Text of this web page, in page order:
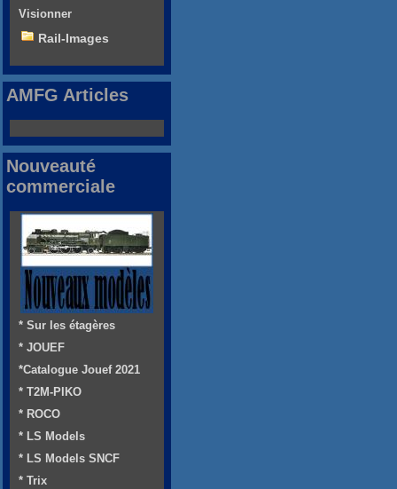
Visionner
Rail-Images
AMFG Articles
Nouveauté
commerciale
* Sur les étagères
* JOUEF
*Catalogue Jouef 2021
* T2M-PIKO
* ROCO
* LS Models
* LS Models SNCF
* Trix